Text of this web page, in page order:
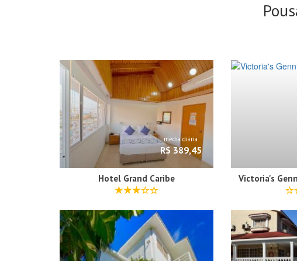
média diária
R$ 389,45
Hotel Grand Caribe